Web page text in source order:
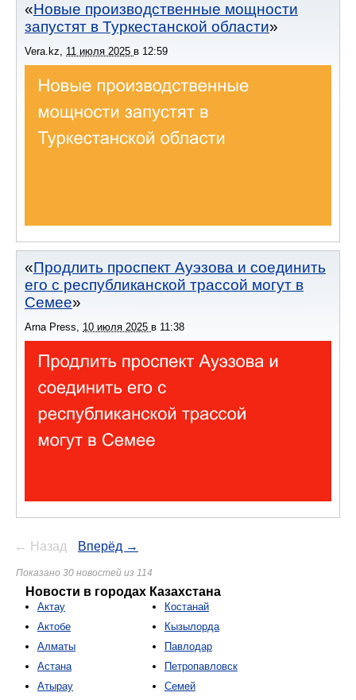
Новые производственные мощности
запустят в Туркестанской области
Vera.kz, 11 июля 2025 в 12:59
Продлить проспект Ауэзова и соединить
его с республиканской трассой могут в
Семее
Arna Press, 10 июля 2025 в 11:38
← Назад Вперёд →
Показано 30 новостей из 114
Новости в городах Казахстана
Актау
Актобе
Алматы
Астана
Атырау
Костанай
Кызылорда
Павлодар
Петропавловск
Семей